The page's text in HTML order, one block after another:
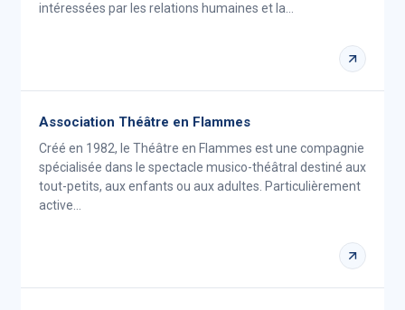
intéressées par les relations humaines et la…
Association Théâtre en Flammes
Créé en 1982, le Théâtre en Flammes est une compagnie
spécialisée dans le spectacle musico-théâtral destiné aux
tout-petits, aux enfants ou aux adultes. Particulièrement
active…